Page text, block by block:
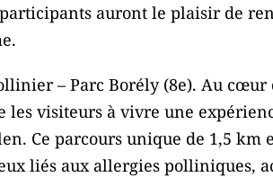
auront le plaisir de
– Parc Borély (8e). Au cœur
visiteurs à vivre une
Ce parcours unique de 1,5 km
liés aux allergies polliniques,